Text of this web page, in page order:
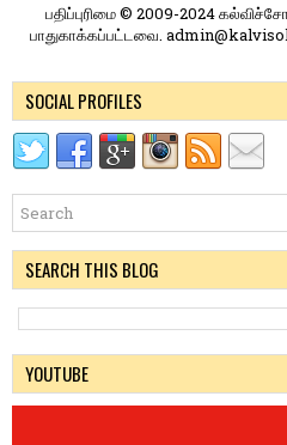
பதிப்புரிமை © 2009-2024
பாதுகாக்கப்பட்டவை.
SOCIAL PROFILES
SEARCH THIS BLOG
YOUTUBE